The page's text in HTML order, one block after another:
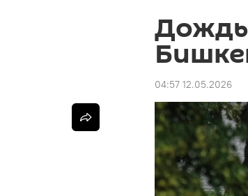
Дождь
04:57 12.05.2026